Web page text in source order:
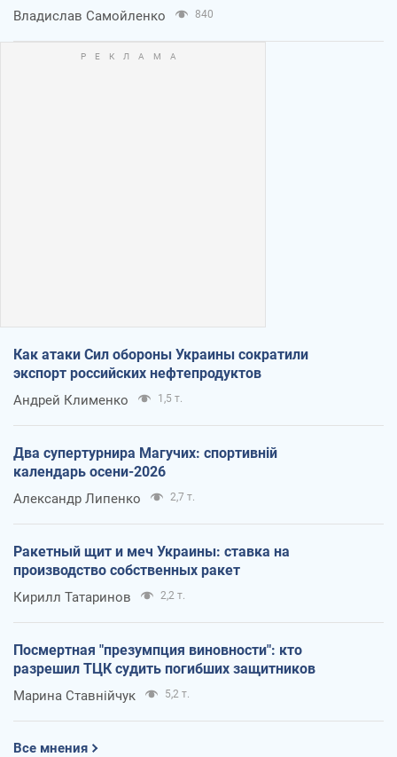
Владислав Самойленко 840
Как атаки Сил обороны Украины сократили
экспорт российских нефтепродуктов
Андрей Клименко 1,5 т.
Два супертурнира Магучих: спортивній
календарь осени-2026
Александр Липенко 2,7 т.
Ракетный щит и меч Украины: ставка на
производство собственных ракет
Кирилл Татаринов 2,2 т.
Посмертная "презумпция виновности": кто
разрешил ТЦК судить погибших защитников
Марина Ставнійчук 5,2 т.
Все мнения